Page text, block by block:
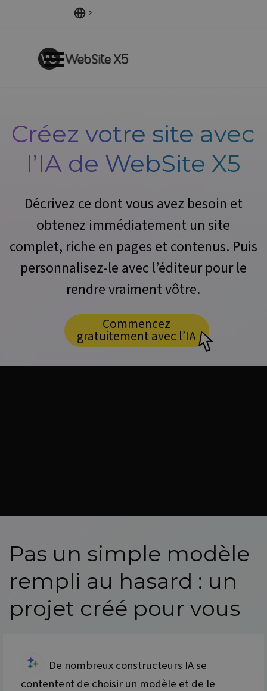
Sauter le menu
Créez votre site avec
l’IA de WebSite X5
Décrivez ce dont vous avez besoin et
obtenez immédiatement un site
complet, riche en pages et contenus. Puis
personnalisez-le avec l’éditeur pour le
rendre vraiment vôtre.
Commencez
gratuitement avec l’IA
Pas un simple modèle
rempli au hasard : un
projet créé pour vous
De nombreux constructeurs IA se
contentent de choisir un modèle et de le